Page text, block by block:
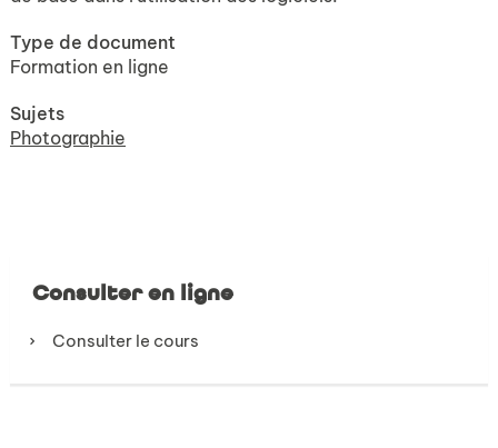
Type de document
Formation en ligne
Sujets
Photographie
Consulter en ligne
Consulter le cours